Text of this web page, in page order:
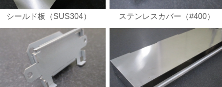
シールド板（SUS304） ステンレスカバー（#400）